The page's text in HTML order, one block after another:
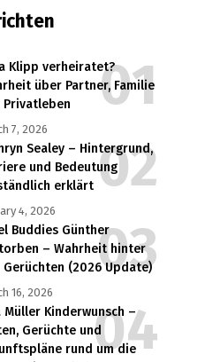
Klipp verheiratet?
über Partner, Familie
Privatleben
7, 2026
Sealey – Hintergrund,
und Bedeutung
erklärt
4, 2026
Buddies Günther
– Wahrheit hinter
Gerüchten (2026 Update)
16, 2026
Müller Kinderwunsch –
Gerüchte und
rund um die